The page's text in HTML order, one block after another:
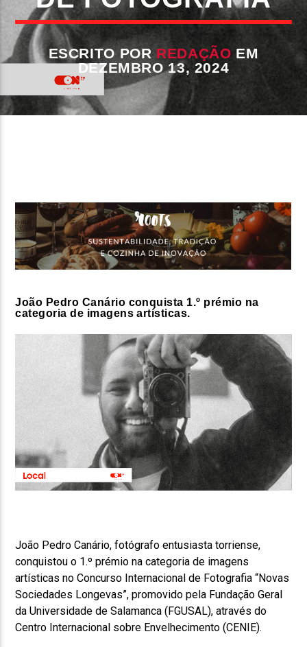
FAIXA ATUAL
TÍTULO
ARTISTA
ESCRITO POR REDAÇÃO EM
DEZEMBRO 13, 2024
João Pedro Canário conquista 1.º prémio na
categoria de imagens artísticas.
João Pedro Canário, fotógrafo entusiasta torriense,
conquistou o 1.º prémio na categoria de imagens
artísticas no Concurso Internacional de Fotografia “Novas
Sociedades Longevas”, promovido pela Fundação Geral
da Universidade de Salamanca (FGUSAL), através do
Centro Internacional sobre Envelhecimento (CENIE).